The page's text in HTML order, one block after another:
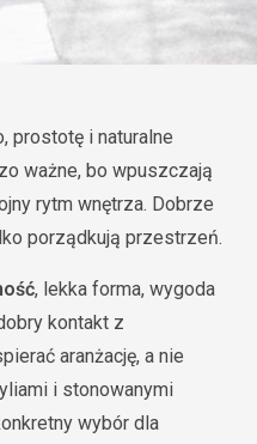
prostotę i naturalne
ważne, bo wpuszczają
rytm wnętrza. Dobrze
porządkują przestrzeń.
, lekka forma, wygoda
kontakt z
aranżację, a nie
i stonowanymi
wybór dla